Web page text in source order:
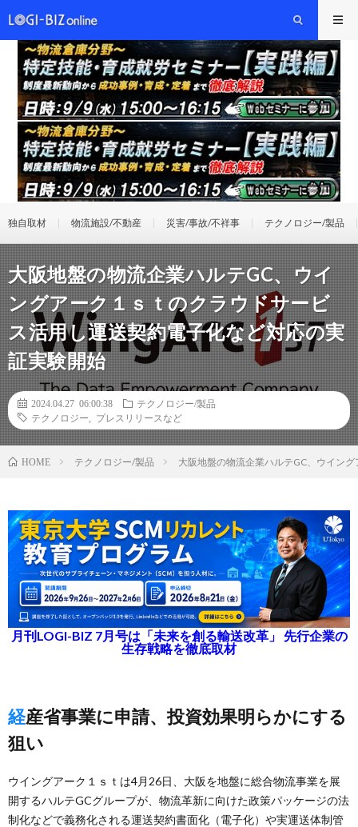
独自取材 物流施設/不動産 災害/事故/不祥事 テクノロジー/製品
大阪地盤の物流企業ハルテGC、ウイ
ングアーク１ｓｔのクラウドサービ
ス活用し運送契約電子化など対応の実
証実験開始
2024.04.27 06:00:38
テクノロジー/製品
テクノロジー
プレスリリースなど
HOME テクノロジー/製品 大阪地盤の物流企業ハルテGC、ウイン
月刊LOGI-BIZ 7月号は「未来を創る輸送改革」 先行企業の
生存戦略を徹底取材
経産省事業に申請、投資効果明らかにする
狙い
ウイングアーク１ｓｔは4月26日、大阪を地盤に総合物流事業を展
開するハルテGCグループが、物流革新に向けた政策パッケージの法
制化などで義務化される運送契約書面化（電子化）や実運送体制管